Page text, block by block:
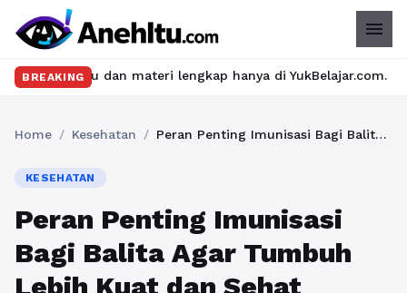
menu
BREAKING
dan materi lengkap hanya di YukBelajar.com. Mulai
Home / Kesehatan / Peran Penting Imunisasi Bagi Balita Agar Tumbuh Lebih Kuat dan Sehat
KESEHATAN
Peran Penting Imunisasi
Bagi Balita Agar Tumbuh
Lebih Kuat dan Sehat